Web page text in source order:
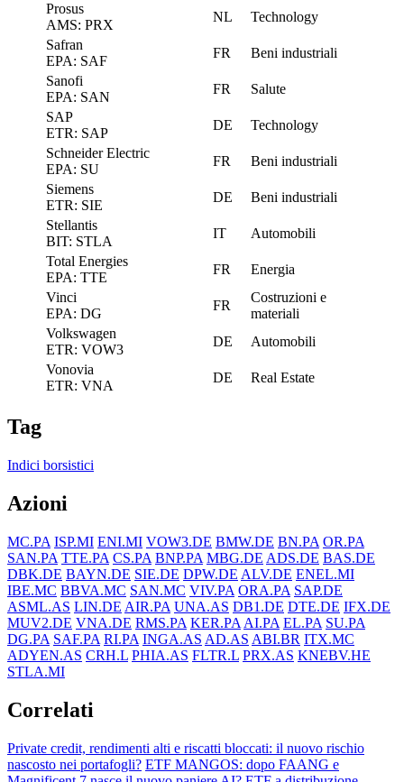
Prosus
AMS: PRX
NL
Technology
Safran
EPA: SAF
FR
Beni industriali
Sanofi
EPA: SAN
FR
Salute
SAP
ETR: SAP
DE
Technology
Schneider Electric
EPA: SU
FR
Beni industriali
Siemens
ETR: SIE
DE
Beni industriali
Stellantis
BIT: STLA
IT
Automobili
Total Energies
EPA: TTE
FR
Energia
Vinci
EPA: DG
FR
Costruzioni e
materiali
Volkswagen
ETR: VOW3
DE
Automobili
Vonovia
ETR: VNA
DE Real Estate
Tag
Indici borsistici
Azioni
MC.PA ISP.MI ENI.MI VOW3.DE BMW.DE BN.PA OR.PA
SAN.PA TTE.PA CS.PA BNP.PA MBG.DE ADS.DE BAS.DE
DBK.DE BAYN.DE SIE.DE DPW.DE ALV.DE ENEL.MI
IBE.MC BBVA.MC SAN.MC VIV.PA ORA.PA SAP.DE
ASML.AS LIN.DE AIR.PA UNA.AS DB1.DE DTE.DE IFX.DE
MUV2.DE VNA.DE RMS.PA KER.PA AI.PA EL.PA SU.PA
DG.PA SAF.PA RI.PA INGA.AS AD.AS ABI.BR ITX.MC
ADYEN.AS CRH.L PHIA.AS FLTR.L PRX.AS KNEBV.HE
STLA.MI
Correlati
Private credit, rendimenti alti e riscatti bloccati: il nuovo rischio
nascosto nei portafogli? ETF MANGOS: dopo FAANG e